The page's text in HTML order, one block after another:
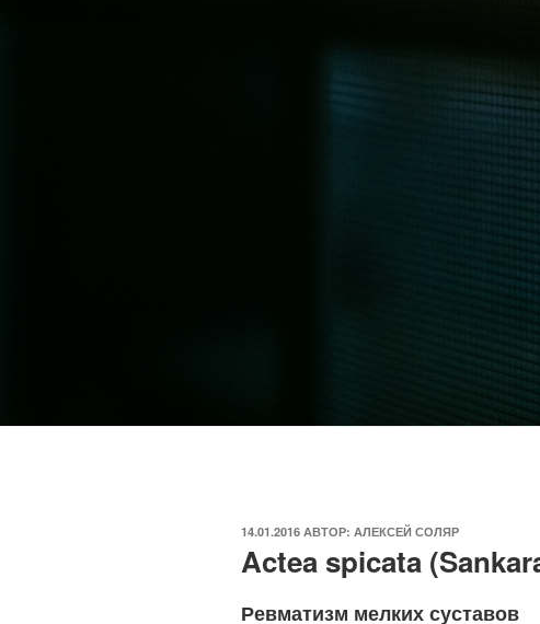
ОПУБЛИКОВАНО
14.01.2016 АВТОР: АЛЕКСЕЙ СОЛЯР
Actea spicata
Ревматизм мелких суставов